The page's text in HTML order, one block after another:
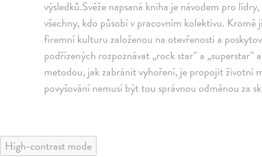
výsledků.Svěže napsaná kniha je návodem pro
všechny, kdo působí v pracovním kolektivu.
firemní kulturu založenou na otevřenosti a
podřízených rozpoznávat „rock star“ a
metodou, jak zabránit vyhoření, je propojit životní
povyšování nemusí být tou správnou odměnou za
High-contrast mode